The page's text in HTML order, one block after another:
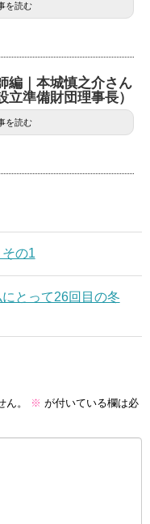
を読む
編｜本城慎之介さん
立準備財団理事長）
を読む
の1
とって26回目の冬
。 ※ が付いている欄は必